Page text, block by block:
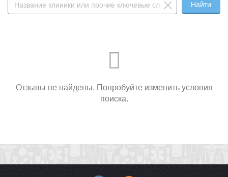
Найти
Отзывы не найдены. Попробуйте изменить условия
поиска.